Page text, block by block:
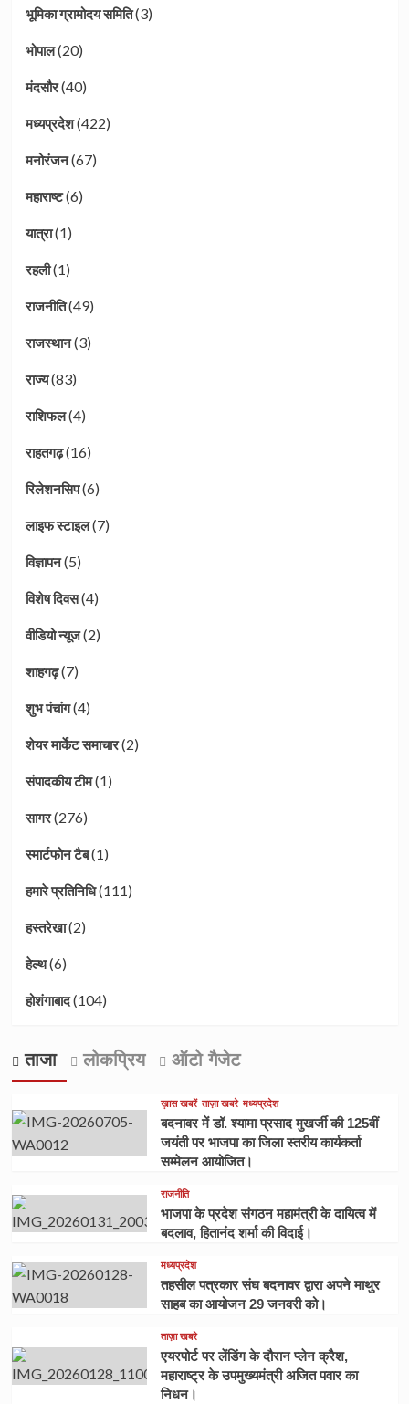
भूमिका ग्रामोदय समिति(3)
भोपाल(20)
मंदसौर(40)
मध्यप्रदेश(422)
मनोरंजन(67)
महाराष्ट(6)
यात्रा(1)
रहली(1)
राजनीति(49)
राजस्थान(3)
राज्य(83)
राशिफल(4)
राहतगढ़(16)
रिलेशनसिप(6)
लाइफ स्टाइल(7)
विज्ञापन(5)
विशेष दिवस(4)
वीडियो न्यूज(2)
शाहगढ़(7)
शुभ पंचांग(4)
शेयर मार्केट समाचार(2)
संपादकीय टीम(1)
सागर(276)
स्मार्टफोन टैब(1)
हमारे प्रतिनिधि(111)
हस्तरेखा(2)
हेल्थ(6)
होशंगाबाद(104)
ताजा लोकप्रिय ऑटो गैजेट
ख़ास खबरें ताज़ा खबरे मध्यप्रदेश
बदनावर में डॉ. श्यामा प्रसाद मुखर्जी की 125वीं
जयंती पर भाजपा का जिला स्तरीय कार्यकर्ता
सम्मेलन आयोजित।
राजनीति
भाजपा के प्रदेश संगठन महामंत्री के दायित्व में
बदलाव, हितानंद शर्मा की विदाई।
मध्यप्रदेश
तहसील पत्रकार संघ बदनावर द्वारा अपने माथुर
साहब का आयोजन 29 जनवरी को।
ताज़ा खबरे
एयरपोर्ट पर लेंडिंग के दौरान प्लेन क्रैश,
महाराष्ट्र के उपमुख्यमंत्री अजित पवार का
निधन।